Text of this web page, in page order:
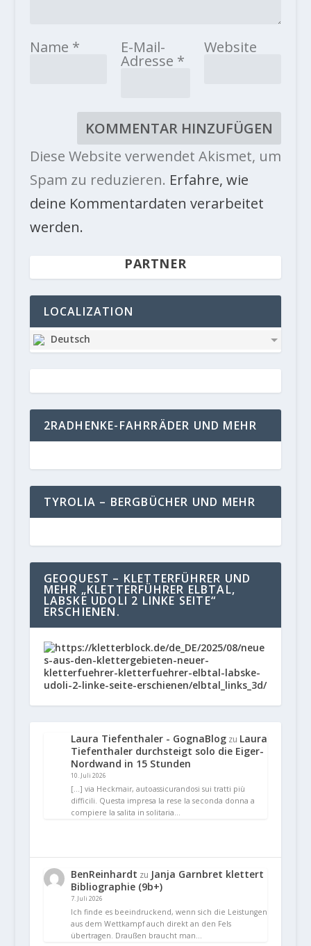
Name * E-Mail-
Adresse *
Website
Diese Website verwendet Akismet, um
Spam zu reduzieren. Erfahre, wie
deine Kommentardaten verarbeitet
werden.
PARTNER
LOCALIZATION
Deutsch
2RADHENKE-FAHRRÄDER UND MEHR
TYROLIA – BERGBÜCHER UND MEHR
GEOQUEST – KLETTERFÜHRER UND
MEHR „KLETTERFÜHRER ELBTAL,
LABSKE UDOLI 2 LINKE SEITE“
ERSCHIENEN.
Laura Tiefenthaler - GognaBlogzu Laura
Tiefenthaler durchsteigt solo die Eiger-
Nordwand in 15 Stunden
10. Juli 2026
[…] via Heckmair, autoassicurandosi sui tratti più
difficili. Questa impresa la rese la seconda donna a
compiere la salita in solitaria…
BenReinhardt zu Janja Garnbret klettert
Bibliographie (9b+)
7. Juli 2026
Ich finde es beeindruckend, wenn sich die Leistungen
aus dem Wettkampf auch direkt an den Fels
übertragen. Draußen braucht man…